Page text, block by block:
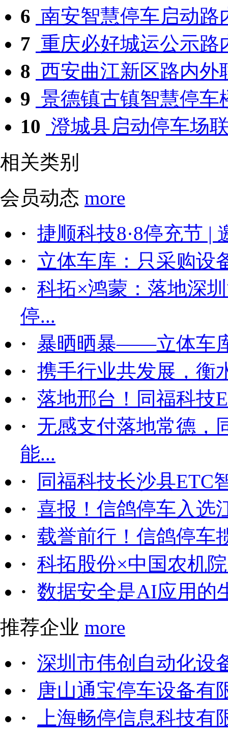
6 南安智慧停车启动路
7 重庆必好城运公示路
8 西安曲江新区路内外
9 景德镇古镇智慧停车
10 澄城县启动停车场
相关类别
会员动态 more
· 捷顺科技8·8停充节 |
· 立体车库：只采购设
· 科拓×鸿蒙：落地深
停...
· 暴晒晒暴——立体车
· 携手行业共发展，衡
· 落地邢台！同福科技
· 无感支付落地常德，
能...
·
同福科技长沙县ETC
· 喜报！信鸽停车入选
· 载誉前行！信鸽停车
· 科拓股份×中国农机
· 数据安全是AI应用的
推荐企业 more
· 深圳市伟创自动化设
·
唐山通宝停车设备有
·
上海畅停信息科技有